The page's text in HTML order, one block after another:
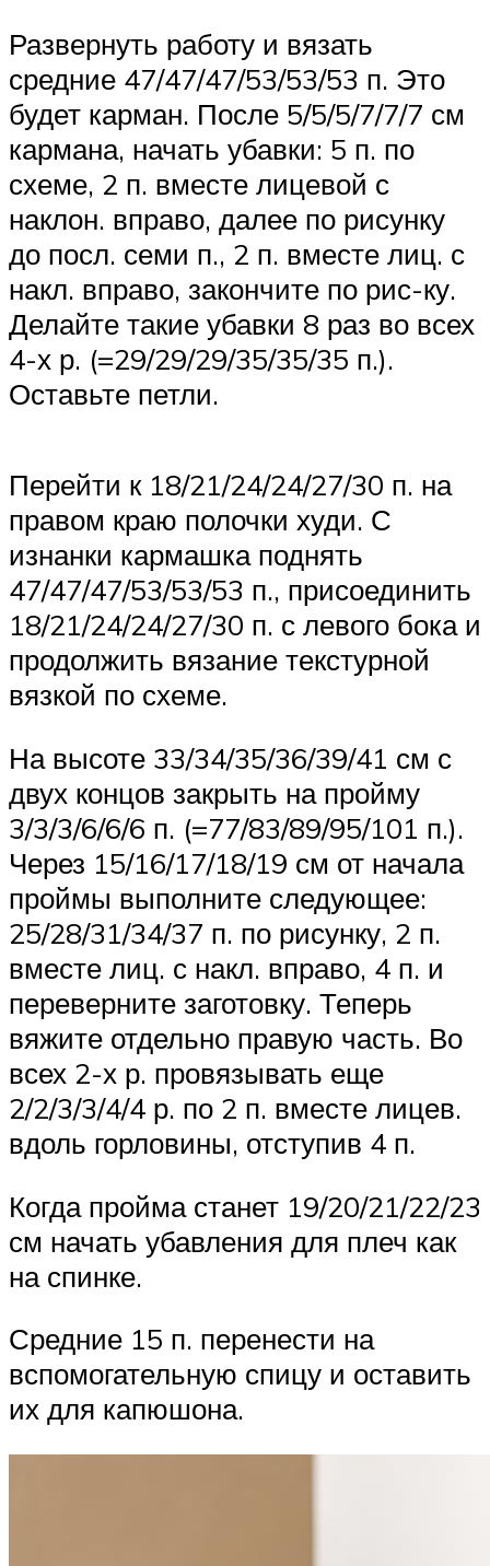
Развернуть работу и вязать
средние 47/47/47/53/53/53 п. Это
будет карман. После 5/5/5/7/7/7 см
кармана, начать убавки: 5 п. по
схеме, 2 п. вместе лицевой с
наклон. вправо, далее по рисунку
до посл. семи п., 2 п. вместе лиц. с
накл. вправо, закончите по рис-ку.
Делайте такие убавки 8 раз во всех
4-х р. (=29/29/29/35/35/35 п.).
Оставьте петли.
Перейти к 18/21/24/24/27/30 п. на
правом краю полочки худи. С
изнанки кармашка поднять
47/47/47/53/53/53 п., присоединить
18/21/24/24/27/30 п. с левого бока и
продолжить вязание текстурной
вязкой по схеме.
На высоте 33/34/35/36/39/41 см с
двух концов закрыть на пройму
3/3/3/6/6/6 п. (=77/83/89/95/101 п.).
Через 15/16/17/18/19 см от начала
проймы выполните следующее:
25/28/31/34/37 п. по рисунку, 2 п.
вместе лиц. с накл. вправо, 4 п. и
переверните заготовку. Теперь
вяжите отдельно правую часть. Во
всех 2-х р. провязывать еще
2/2/3/3/4/4 р. по 2 п. вместе лицев.
вдоль горловины, отступив 4 п.
Когда пройма станет 19/20/21/22/23
см начать убавления для плеч как
на спинке.
Средние 15 п. перенести на
вспомогательную спицу и оставить
их для капюшона.